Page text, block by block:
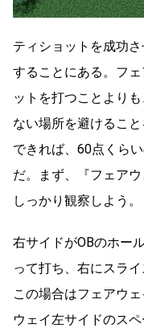
ティショットを成功
することにある。フ
ットを打つことより
ない場所を避けるこ
できれば、60点くら
だ。まず、『フェア
しっかり観察しよう。
右サイドがOBのホー
って打ち、右にスラ
この場合はフェアウ
ウェイ左サイドのス